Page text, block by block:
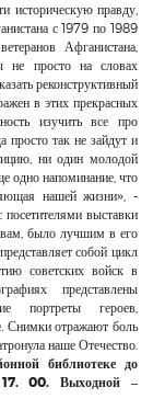
историческую правду,
с 1979 по 1989
Афганистана,
не просто на словах
реконструктивный
в этих прекрасных
изучить все про
просто так не зайдут и
ни один молодой
одно напоминание, что
нашей жизни», -
выставки
было лучшим в его
собой цикл
советских войск в
представлены
портреты героев,
Снимки отражают боль
наше Отечество.
библиотеке до
00. Выходной –